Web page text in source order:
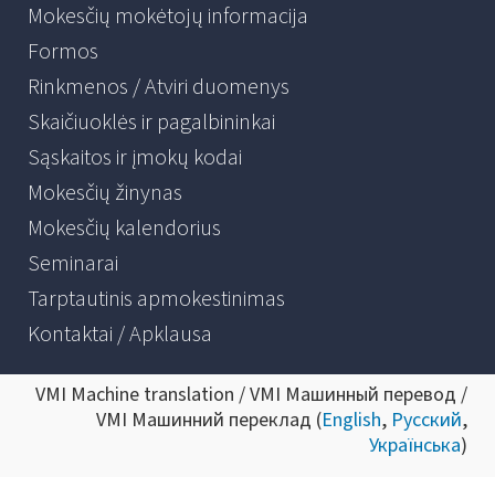
Mokesčių mokėtojų informacija
Formos
Rinkmenos / Atviri duomenys
Skaičiuoklės ir pagalbininkai
Sąskaitos ir įmokų kodai
Mokesčių žinynas
Mokesčių kalendorius
Seminarai
Tarptautinis apmokestinimas
Kontaktai / Apklausa
VMI Machine translation / VMI Машинный перевод /
VMI Машинний переклад (English, Русский,
Українська)